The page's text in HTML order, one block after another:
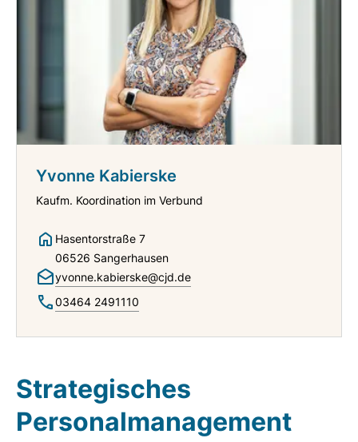
Yvonne Kabierske
Kaufm. Koordination im Verbund
Hasentorstraße 7
06526 Sangerhausen
yvonne.kabierske@cjd.de
03464 2491110
Strategisches
Personalmanagement